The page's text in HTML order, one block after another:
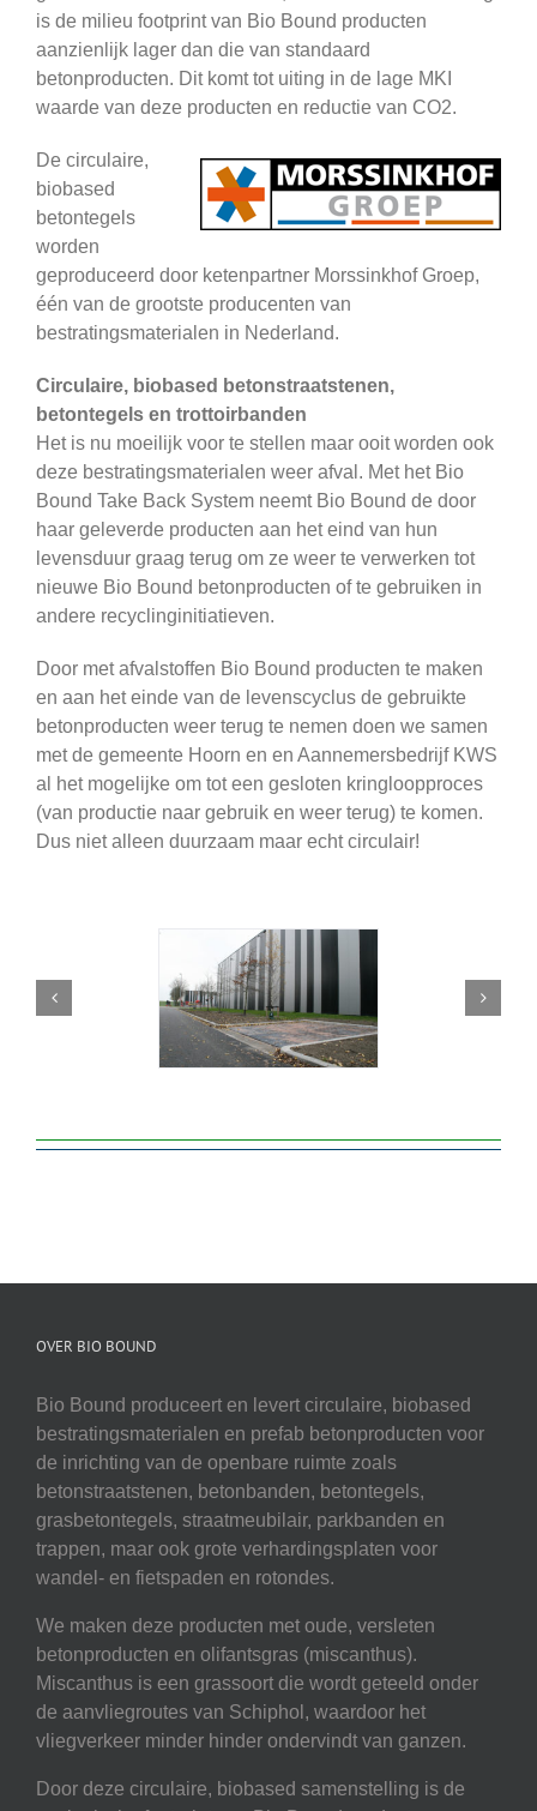
is de milieu footprint van Bio Bound producten
aanzienlijk lager dan die van standaard
betonproducten. Dit komt tot uiting in de lage MKI
waarde van deze producten en reductie van CO2.
De circulaire,
biobased
betontegels
worden
geproduceerd door ketenpartner Morssinkhof Groep,
één van de grootste producenten van
bestratingsmaterialen in Nederland.
Circulaire, biobased betonstraatstenen,
betontegels en trottoirbanden
Het is nu moeilijk voor te stellen maar ooit worden ook
deze bestratingsmaterialen weer afval. Met het Bio
Bound Take Back System neemt Bio Bound de door
haar geleverde producten aan het eind van hun
levensduur graag terug om ze weer te verwerken tot
nieuwe Bio Bound betonproducten of te gebruiken in
andere recyclinginitiatieven.
Door met afvalstoffen Bio Bound producten te maken
en aan het einde van de levenscyclus de gebruikte
betonproducten weer terug te nemen doen we samen
met de gemeente Hoorn en en Aannemersbedrijf KWS
al het mogelijke om tot een gesloten kringloopproces
(van productie naar gebruik en weer terug) te komen.
Dus niet alleen duurzaam maar echt circulair!
OVER BIO BOUND
Bio Bound produceert en levert circulaire, biobased
bestratingsmaterialen en prefab betonproducten voor
de inrichting van de openbare ruimte zoals
betonstraatstenen, betonbanden, betontegels,
grasbetontegels, straatmeubilair, parkbanden en
trappen, maar ook grote verhardingsplaten voor
wandel- en fietspaden en rotondes.
We maken deze producten met oude, versleten
betonproducten en olifantsgras (miscanthus).
Miscanthus is een grassoort die wordt geteeld onder
de aanvliegroutes van Schiphol, waardoor het
vliegverkeer minder hinder ondervindt van ganzen.
Door deze circulaire, biobased samenstelling is de